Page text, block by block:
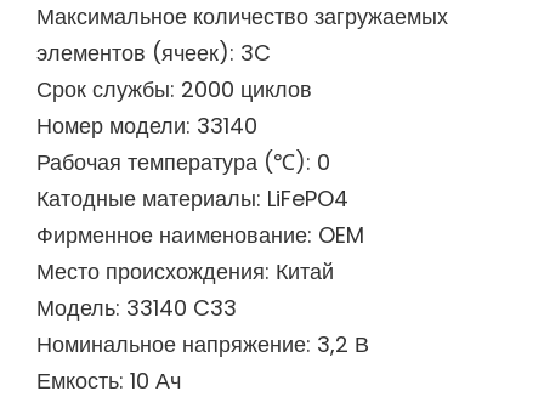
Максимальное количество загружаемых
элементов (ячеек): 3C
Срок службы: 2000 циклов
Номер модели: 33140
Рабочая температура (℃): 0
Катодные материалы: LiFePO4
Фирменное наименование: OEM
Место происхождения: Китай
Модель: 33140 C33
Номинальное напряжение: 3,2 В
Емкость: 10 Ач